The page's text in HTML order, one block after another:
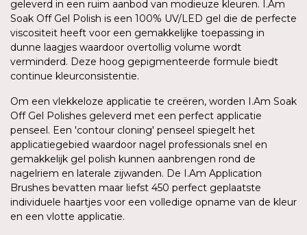
geleverd in een ruim aanbod van modieuze kleuren. I.Am
Soak Off Gel Polish is een 100% UV/LED gel die de perfecte
viscositeit heeft voor een gemakkelijke toepassing in
dunne laagjes waardoor overtollig volume wordt
verminderd. Deze hoog gepigmenteerde formule biedt
continue kleurconsistentie.
Om een vlekkeloze applicatie te creëren, worden I.Am Soak
Off Gel Polishes geleverd met een perfect applicatie
penseel. Een 'contour cloning' penseel spiegelt het
applicatiegebied waardoor nagel professionals snel en
gemakkelijk gel polish kunnen aanbrengen rond de
nagelriem en laterale zijwanden. De I.Am Application
Brushes bevatten maar liefst 450 perfect geplaatste
individuele haartjes voor een volledige opname van de kleur
en een vlotte applicatie.